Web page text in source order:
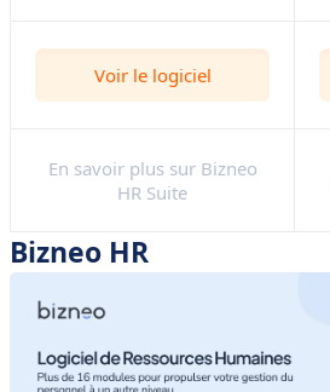
Voir le logiciel
En savoir plus sur Bizneo
HR Suite
Bizneo HR